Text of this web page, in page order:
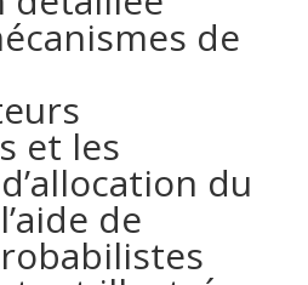
de
et les
du
de